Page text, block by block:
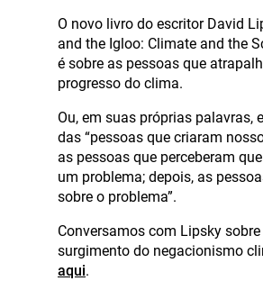
O novo livro do escritor David
and the Igloo: Climate and the
é sobre as pessoas que
progresso do clima.
Ou, em suas próprias palavras,
das “pessoas que criaram
as pessoas que perceberam
um problema; depois, as
sobre o problema”.
Conversamos com Lipsky
surgimento do negacionismo
aqui.